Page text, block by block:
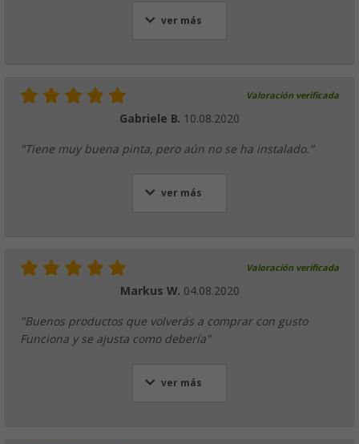
ver más
Valoración verificada
Gabriele B. 10.08.2020
"Tiene muy buena pinta, pero aún no se ha instalado."
ver más
Valoración verificada
Markus W. 04.08.2020
"Buenos productos que volverás a comprar con gusto
Funciona y se ajusta como debería"
ver más